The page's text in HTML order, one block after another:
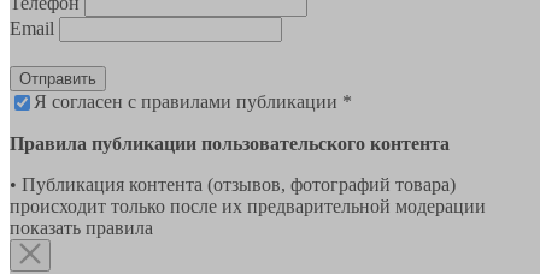
Email
Отправить
Я согласен с правилами публикации *
Правила публикации пользовательского контента
• Публикация контента (отзывов, фотографий товара)
происходит только после их предварительной модерации
показать правила